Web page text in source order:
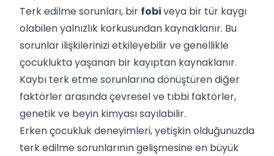
Terk edilme sorunları, bir fobiveya bir tür kaygı
olabilen yalnızlık korkusundan kaynaklanır. Bu
sorunlar ilişkilerinizi etkileyebilir ve genellikle
çocuklukta yaşanan bir kayıptan kaynaklanır.
Kaybı terk etme sorunlarına dönüştüren diğer
faktörler arasında çevresel ve tıbbi faktörler,
genetik ve beyin kimyası sayılabilir.
Erken çocukluk deneyimleri, yetişkin olduğunuzda
terk edilme sorunlarının gelişmesine en büyük